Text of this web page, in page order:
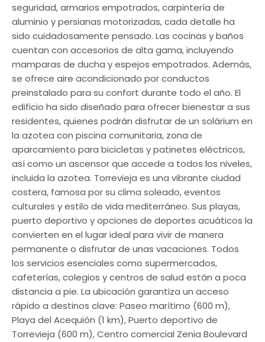
seguridad, armarios empotrados, carpintería de
aluminio y persianas motorizadas, cada detalle ha
sido cuidadosamente pensado. Las cocinas y baños
cuentan con accesorios de alta gama, incluyendo
mamparas de ducha y espejos empotrados. Además,
se ofrece aire acondicionado por conductos
preinstalado para su confort durante todo el año. El
edificio ha sido diseñado para ofrecer bienestar a sus
residentes, quienes podrán disfrutar de un solárium en
la azotea con piscina comunitaria, zona de
aparcamiento para bicicletas y patinetes eléctricos,
así como un ascensor que accede a todos los niveles,
incluida la azotea. Torrevieja es una vibrante ciudad
costera, famosa por su clima soleado, eventos
culturales y estilo de vida mediterráneo. Sus playas,
puerto deportivo y opciones de deportes acuáticos la
convierten en el lugar ideal para vivir de manera
permanente o disfrutar de unas vacaciones. Todos
los servicios esenciales como supermercados,
cafeterías, colegios y centros de salud están a poca
distancia a pie. La ubicación garantiza un acceso
rápido a destinos clave: Paseo marítimo (600 m),
Playa del Acequión (1 km), Puerto deportivo de
Torrevieja (600 m), Centro comercial Zenia Boulevard